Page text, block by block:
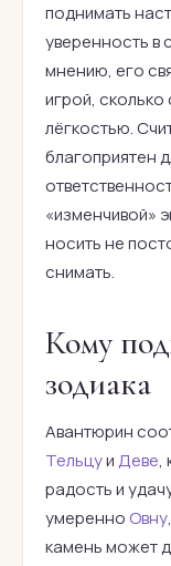
поднимать
уверенность в
мнению, его
игрой,
лёгкостью.
благоприятен
«изменчивой»
носить не
снимать.
Кому
зодиака
Авантюрин
ТельцуиДеве,
радость и
умеренно Овну,
камень может